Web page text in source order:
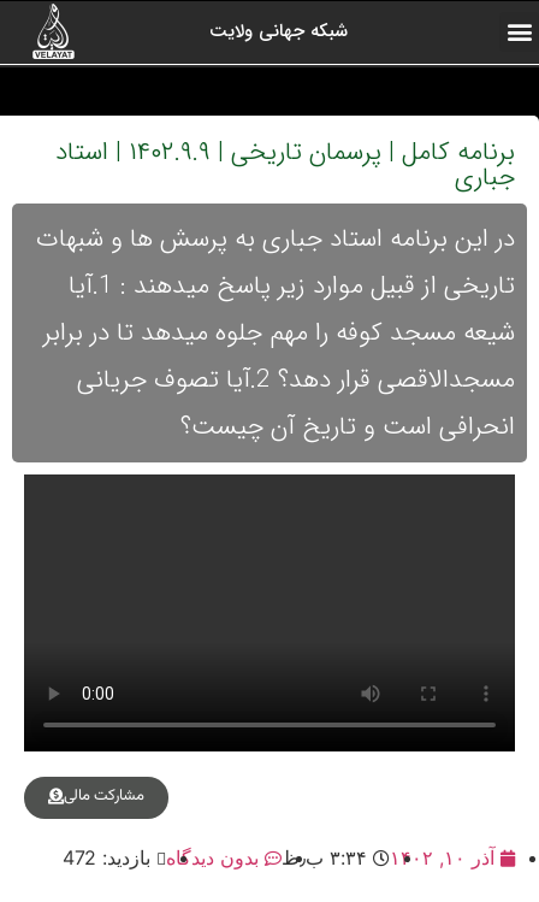
شبکه جهانی ولایت
برنامه کامل | پرسمان تاریخی | ۱۴۰۲.۹.۹ | استاد
جباری
در این برنامه استاد جباری به پرسش ها و شبهات
تاریخی از قبیل موارد زیر پاسخ میدهند : 1.آیا
شیعه مسجد کوفه را مهم جلوه میدهد تا در برابر
مسجدالاقصی قرار دهد؟ 2.آیا تصوف جریانی
انحرافی است و تاریخ آن چیست؟
مشارکت مالی
آذر ۱۰, ۱۴۰۲ ۳:۳۴ ب٫ظ بدون دیدگاه بازدید: 472